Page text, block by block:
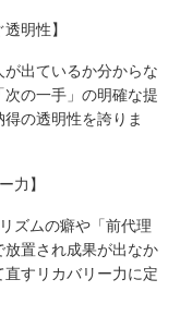
明性】
出ているか分からな
の一手」の明確な提
の透明性を誇りま
力】
ズムの癖や「前代理
放置され成果が出なか
すリカバリー力に定